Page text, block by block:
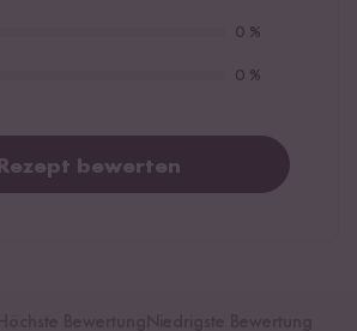
0 %
0 %
Rezept bewerten